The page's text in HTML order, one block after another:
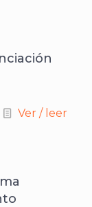
Ver / leer